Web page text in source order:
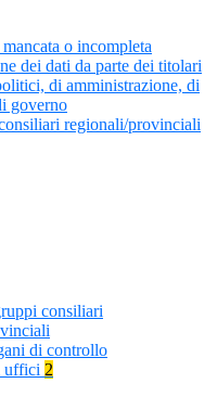
o incompleta
dei dati da parte dei titolari
di amministrazione, di
governo
regionali/provinciali
consiliari
di controllo
uffici 2